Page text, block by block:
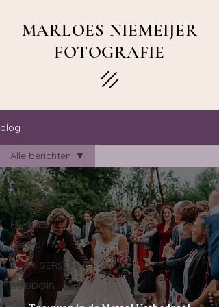
MARLOES NIEMEIJER
FOTOGRAFIE
blog
Alle berichten
BRUILOFTEN
FAMILIES
BABY'S
ZWANGERSCHAP
BOUDOIR
Alle berichten